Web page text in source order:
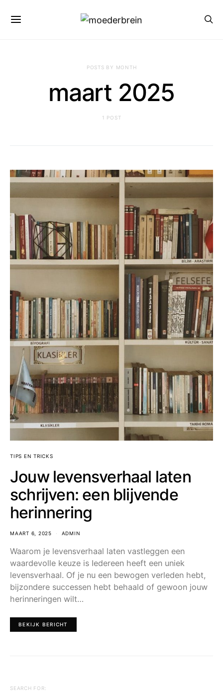
POSTS BY MONTH
maart 2025
1 POST
TIPS EN TRICKS
Jouw levensverhaal laten
schrijven: een blijvende
herinnering
MAART 6, 2025 ADMIN
Waarom je levensverhaal laten vastleggen een
waardevolle keuze is Iedereen heeft een uniek
levensverhaal. Of je nu een bewogen verleden hebt,
bijzondere successen hebt behaald of gewoon jouw
herinneringen wilt…
BEKIJK BERICHT
SEARCH FOR: